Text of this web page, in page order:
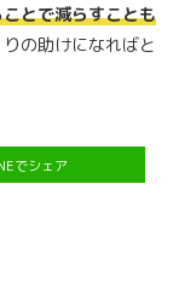
とで減らすことも
の助けになればと
でシェア